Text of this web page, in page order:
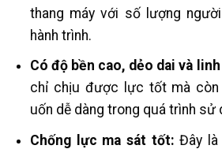
thang máy với số lượng
hành trình.
Có độ bền cao, dẻo dai và
chỉ chịu được lực tốt mà
uốn dễ dàng trong quá trình sử
Chống lực ma sát tốt: Đây là